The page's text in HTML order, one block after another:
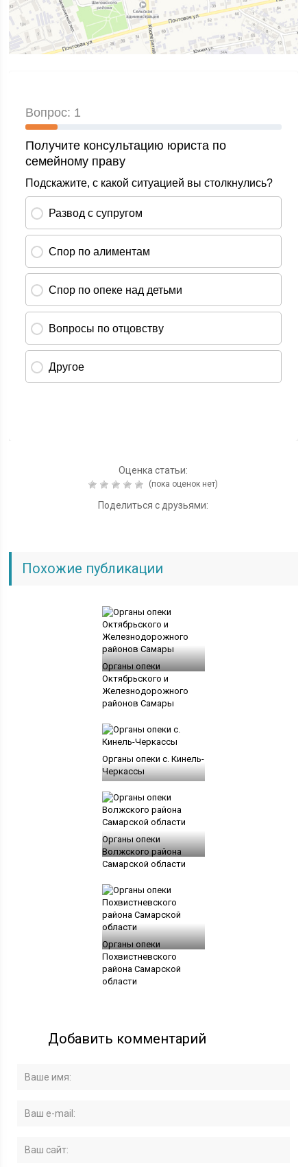
Оценка статьи:
(пока оценок нет)
Поделиться с друзьями:
Похожие публикации
Органы опеки
Октябрьского и
Железнодорожного
районов Самары
Органы опеки с. Кинель-
Черкассы
Органы опеки
Волжского района
Самарской области
Органы опеки
Похвистневского
района Самарской
области
Добавить комментарий